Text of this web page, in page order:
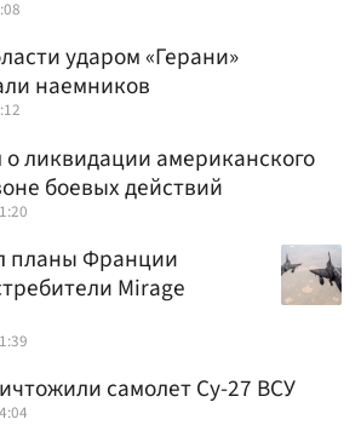
ударом «Герани»
наемников
о ликвидации американского
боевых действий
планы Франции
Mirage
самолет Су-27 ВСУ